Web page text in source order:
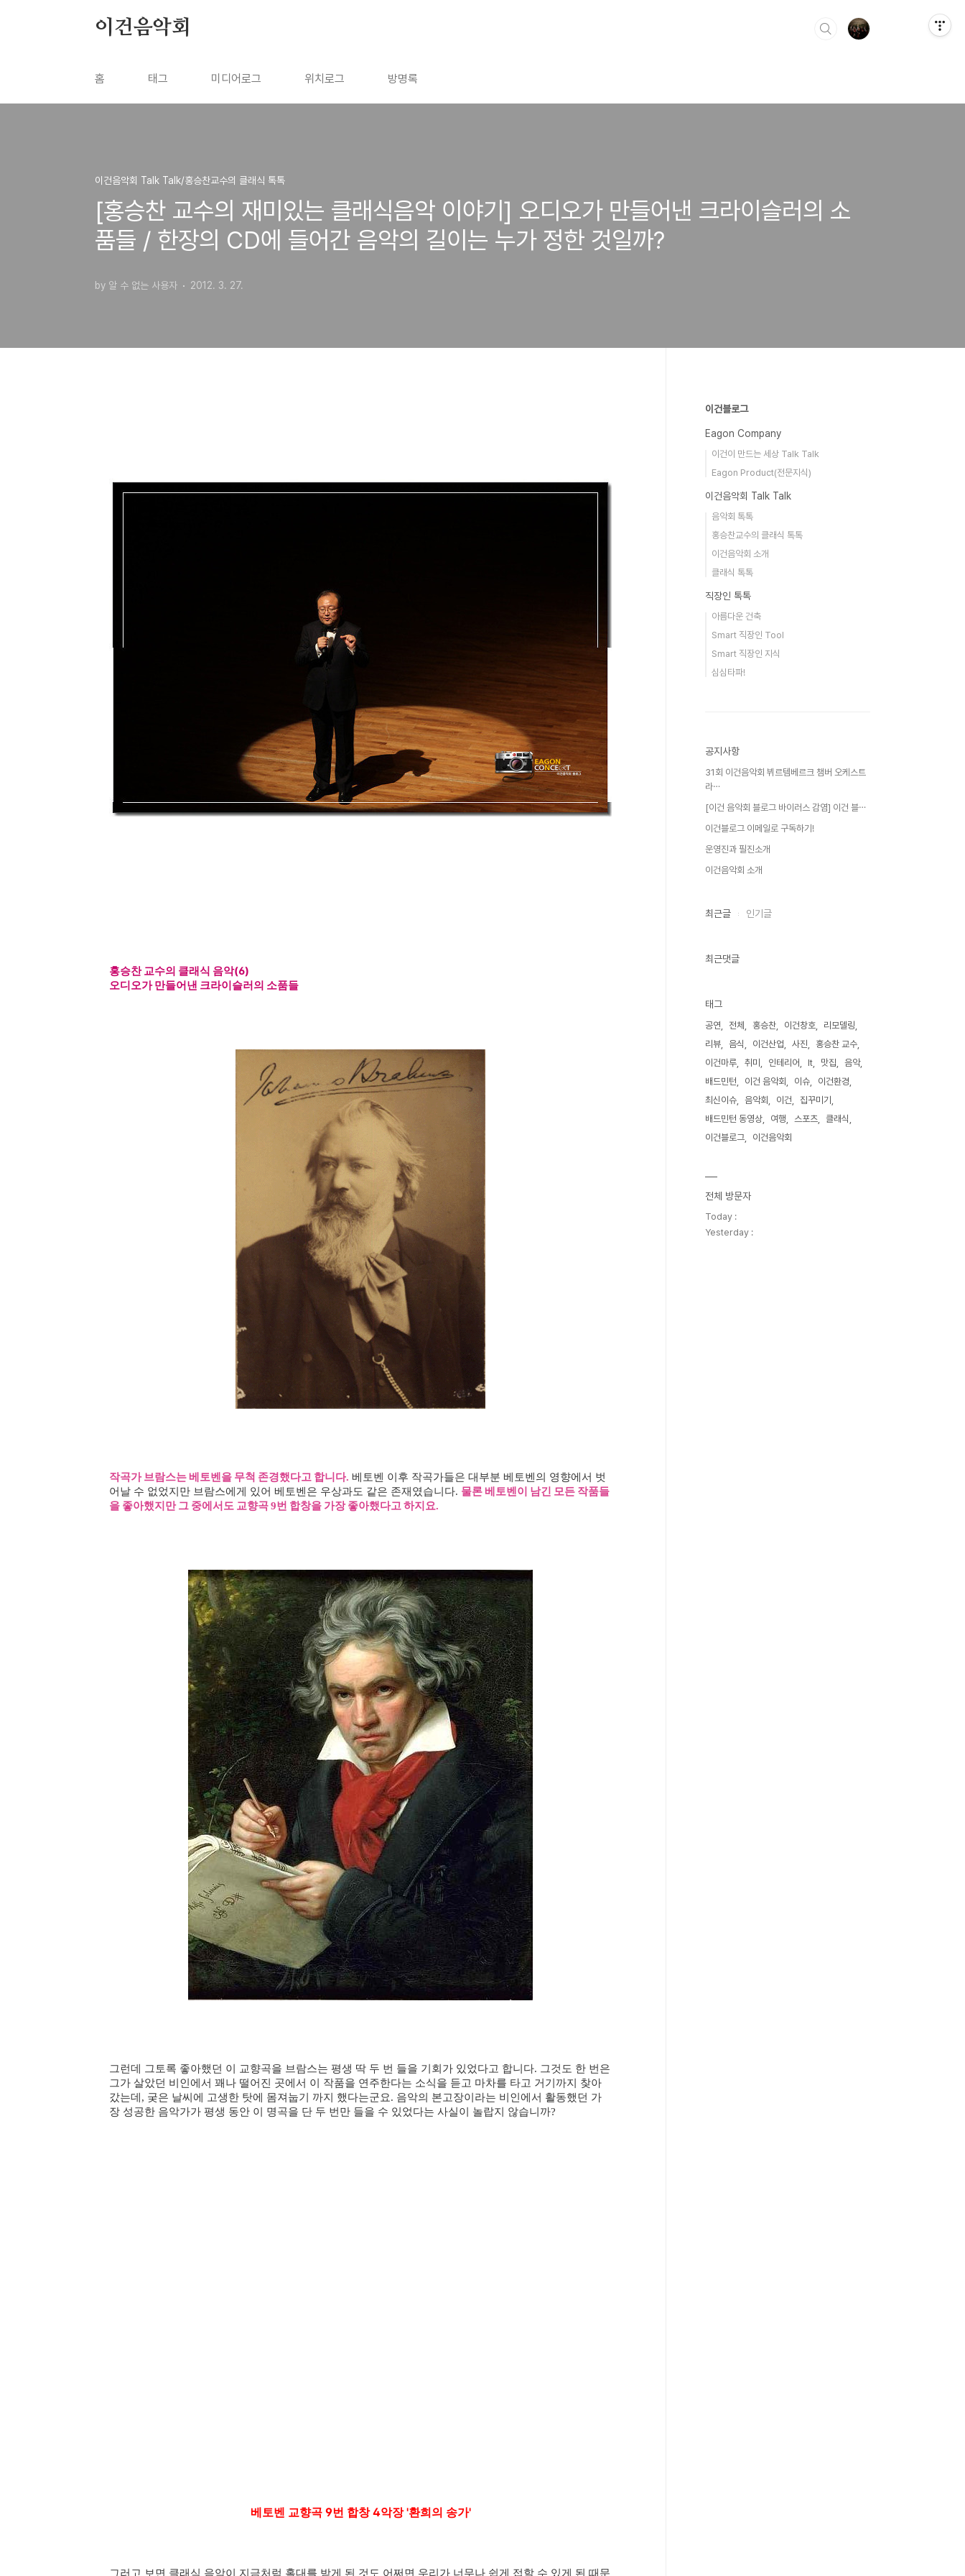
이건음악회
홈 태그 미디어로그 위치로그 방명록
이건음악회 Talk Talk/홍승찬교수의 클래식 톡톡
[홍승찬 교수의 재미있는 클래식음악 이야기] 오디오가 만들어낸 크라이슬러의 소
품들 / 한장의 CD에 들어간 음악의 길이는 누가 정한 것일까?
by 알 수 없는 사용자 2012. 3. 27.
홍승찬 교수의 클래식 음악(6)
오디오가 만들어낸 크라이슬러의 소품들
작곡가 브람스는 베토벤을 무척 존경했다고 합니다. 베토벤 이후 작곡가들은 대부분 베토벤의 영향에서 벗
어날 수 없었지만 브람스에게 있어 베토벤은 우상과도 같은 존재였습니다. 물론 베토벤이 남긴 모든 작품들
을 좋아했지만 그 중에서도 교향곡9번 합창을 가장 좋아했다고 하지요.
그런데 그토록 좋아했던 이 교향곡을 브람스는 평생 딱 두 번 들을 기회가 있었다고 합니다. 그것도 한 번은
그가 살았던 비인에서 꽤나 떨어진 곳에서 이 작품을 연주한다는 소식을 듣고 마차를 타고 거기까지 찾아
갔는데, 궂은 날씨에 고생한 탓에 몸져눕기 까지 했다는군요. 음악의 본고장이라는 비인에서 활동했던 가
장 성공한 음악가가 평생 동안 이 명곡을 단 두 번만 들을 수 있었다는 사실이 놀랍지 않습니까?
베토벤 교향곡 9번 합창 4악장 '환희의 송가'
그러고 보면 클래식 음악이 지금처럼 홀대를 받게 된 것도 어쩌면 우리가 너무나 쉽게 접할 수 있게 된 때문
이건블로그
Eagon Company
이건이 만드는 세상 Talk Talk
Eagon Product(전문지식)
이건음악회 Talk Talk
음악회 톡톡
홍승찬교수의 클래식 톡톡
이건음악회 소개
클래식 톡톡
직장인 톡톡
아름다운 건축
Smart 직장인 Tool
Smart 직장인 지식
심심타파!
공지사항
31회 이건음악회 뷔르템베르크 챔버 오케스트
라⋯
[이건 음악회 블로그 바이러스 감염] 이건 블⋯
이건블로그 이메일로 구독하기!
운영진과 필진소개
이건음악회 소개
최근글 인기글
최근댓글
태그
공연 전체 홍승찬 이건창호
리모델링
리뷰
음식 이건산업 사진
홍승찬 교수
이건마루
취미 인테리어 It 맛집
음악
배드민턴
이건 음악회 이슈
이건환경
최신이슈
음악회 이건
집꾸미기
배드민턴 동영상
여행 스포츠
클래식
이건블로그
이건음악회
전체 방문자
Today :
Yesterday :